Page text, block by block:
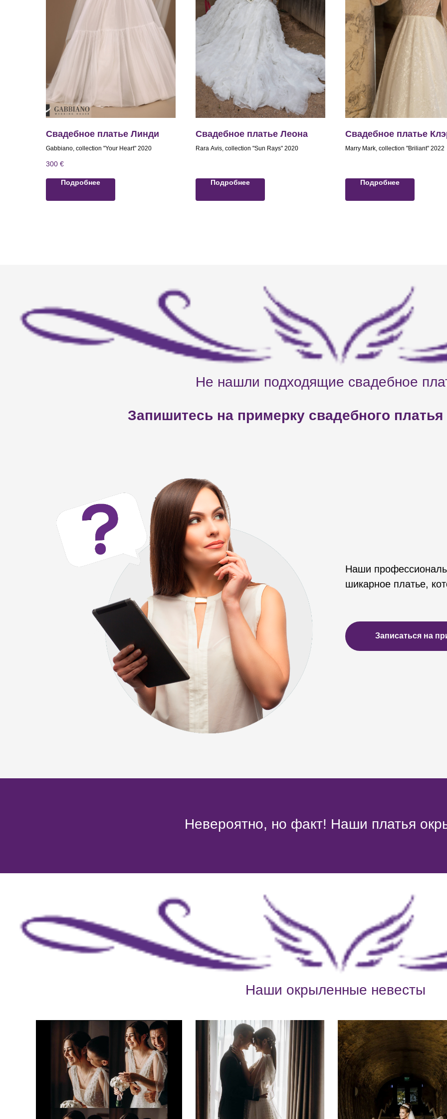
Свадебное платье Линди
Gabbiano, collection "Your Heart" 2020
300 €
Подробнее
Свадебное платье Леона
Rara Avis, collection "Sun Rays" 2020
Подробнее
Свадебное платье
Marry Mark, collection "Briliant" 2022
Подробнее
Не нашли подходящие свадебное
Запишитесь на примерку свадебного
Наши
шикарное платье,
Записаться на
Невероятно, но факт! Наши платья
Наши окрыленные невесты